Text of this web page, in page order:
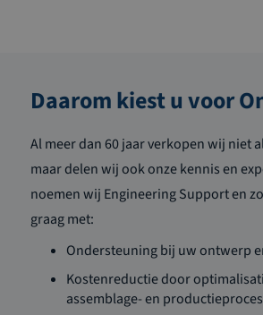
Daarom kiest u voor
Al meer dan 60 jaar verkopen wij niet
maar delen wij ook onze kennis en
noemen wij Engineering Support en
graag met:
Ondersteuning bij uw ontwerp
Kostenreductie door
assemblage- en